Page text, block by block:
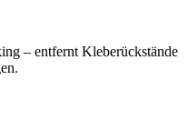
– entfernt Kleberückstände